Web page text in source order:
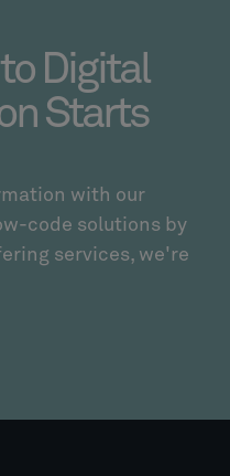
Digital
Starts
with our
code solutions by
services, we're